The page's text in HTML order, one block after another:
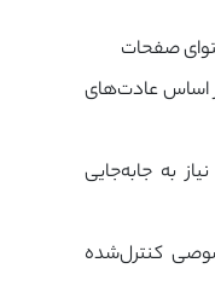
صفحات
اساس عادت‌های
به جابه‌جایی
کنترل‌شده